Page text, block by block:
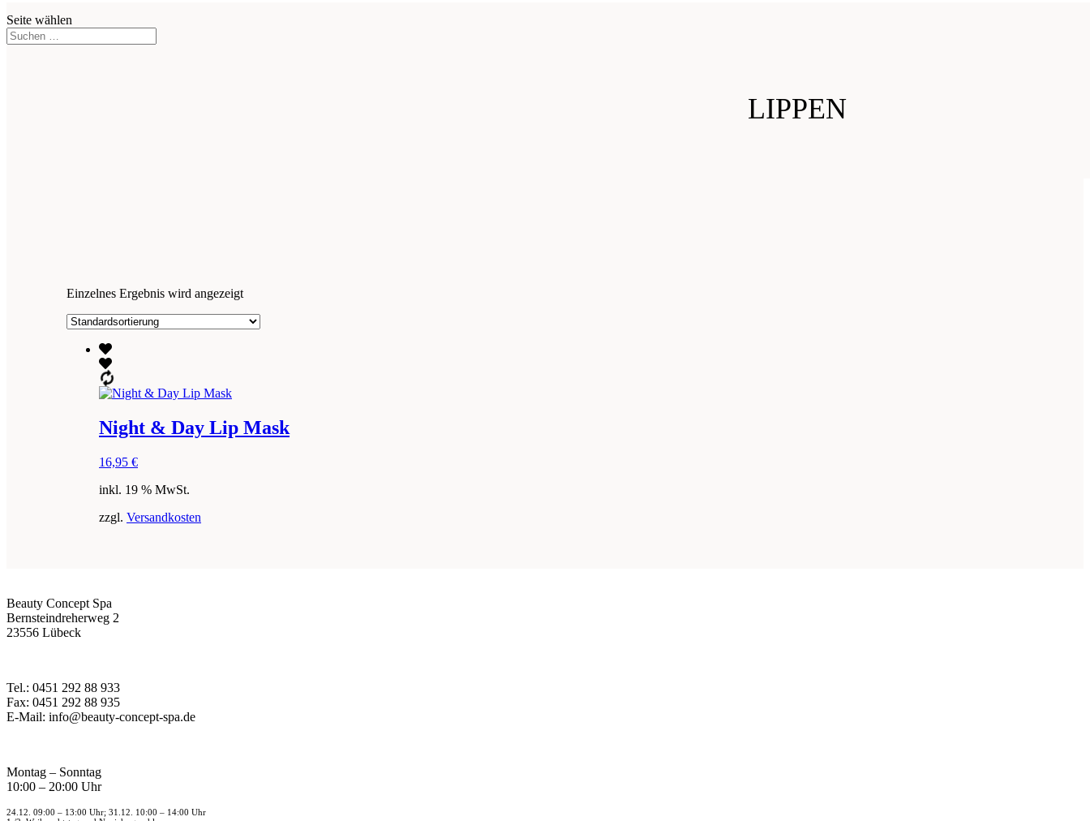
Seite wählen
LIPPEN
Einzelnes Ergebnis wird angezeigt
Night & Day Lip Mask
16,95 €
inkl. 19 % MwSt.
zzgl. Versandkosten
Beauty Concept Spa
Bernsteindreherweg 2
23556 Lübeck
Tel.: 0451 292 88 933
Fax: 0451 292 88 935
E-Mail: info@beauty-concept-spa.de
Montag – Sonntag
10:00 – 20:00 Uhr
24.12. 09:00 – 13:00 Uhr; 31.12. 10:00 – 14:00 Uhr